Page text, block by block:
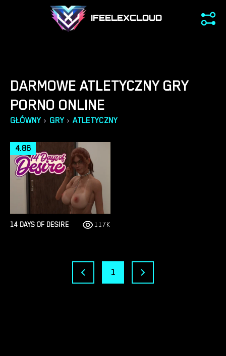
IFEELEXCLOUD
DARMOWE ATLETYCZNY GRY
PORNO ONLINE
GŁÓWNY › GRY › ATLETYCZNY
14 DAYS OF DESIRE
4.86
117K
1